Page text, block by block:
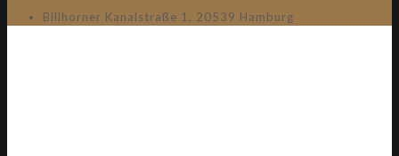
Billhorner Kanalstraße 1, 20539 Hamburg